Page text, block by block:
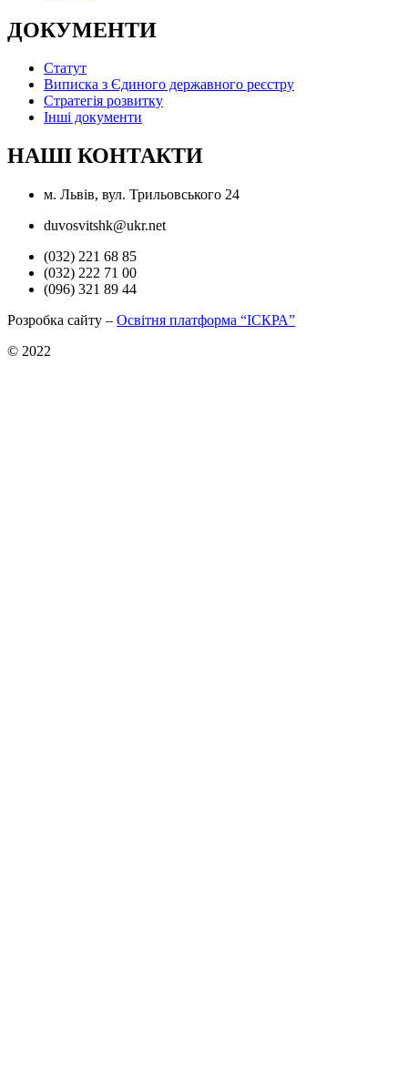
ДОКУМЕНТИ
Статут
Виписка з Єдиного державного реєстру
Стратегія розвитку
Інші документи
НАШІ КОНТАКТИ
м. Львів, вул. Трильовського 24
duvosvitshk@ukr.net
(032) 221 68 85
(032) 222 71 00
(096) 321 89 44
Розробка сайту – Освітня платформа “ІСКРА”
© 2022